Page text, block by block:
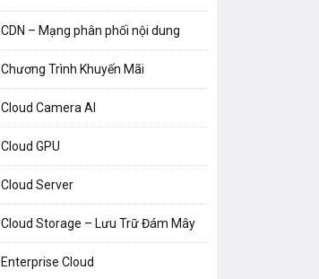
CDN – Mạng phân phối nội dung
Chương Trình Khuyến Mãi
Cloud Camera AI
Cloud GPU
Cloud Server
Cloud Storage – Lưu Trữ Đám Mây
Enterprise Cloud